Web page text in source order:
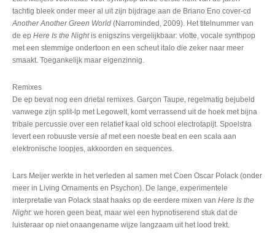
tachtig bleek onder meer al uit zijn bijdrage aan de Briano Eno cover-cd
Another Another Green World (Narrominded, 2009). Het titelnummer van
de ep Here Is the Nightis enigszins vergelijkbaar: vlotte, vocale synthpop
met een stemmige ondertoon en een scheut italo die zeker naar meer
smaakt. Toegankelijk maar eigenzinnig.
Remixes
De ep bevat nog een drietal remixes. Garçon Taupe, regelmatig bejubeld
vanwege zijn split-lp met Legowelt, komt verrassend uit de hoek met bijna
tribale percussie over een relatief kaal old school electrotapijt. Spoelstra
levert een robuuste versie af met een noeste beat en een scala aan
elektronische loopjes, akkoorden en sequences.
Lars Meijer werkte in het verleden al samen met Coen Oscar Polack (onder
meer in Living Ornaments en Psychon). De lange, experimentele
interpretatie van Polack staat haaks op de eerdere mixen van Here Is the
Night: we horen geen beat, maar wel een hypnotiserend stuk dat de
luisteraar op niet onaangename wijze langzaam uit het lood trekt.